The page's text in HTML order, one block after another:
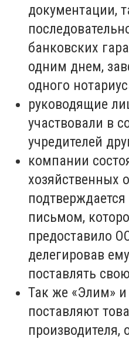
документации,
банковских
одним днем,
одного
руководящие
участвовали в
учредителей
компании
хозяйственных
письмом,
предоставило
делегировав
поставлять
Так же «Элим»
поставляют
производителя,